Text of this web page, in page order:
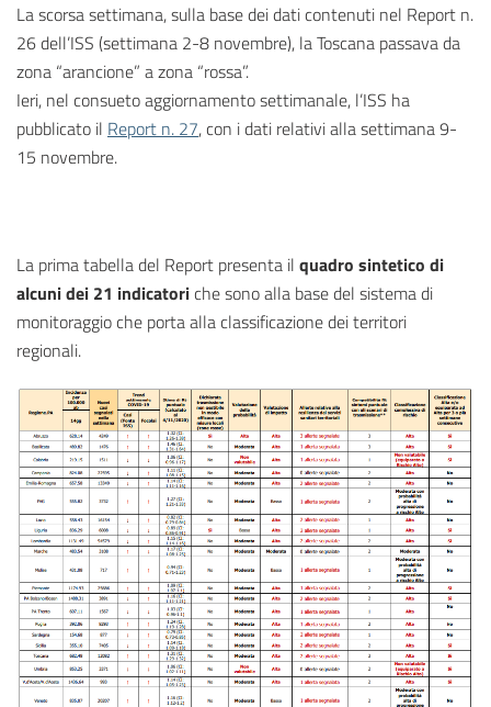
La scorsa settimana, sulla base dei dati contenuti nel Report n.
26 dell’ISS (settimana 2-8 novembre), la Toscana passava da
zona “arancione” a zona “rossa”.
Ieri, nel consueto aggiornamento settimanale, l’ISS ha
pubblicato il Report n. 27, con i dati relativi alla settimana 9-
15 novembre.
La prima tabella del Report presenta il quadro sintetico di
alcuni dei 21 indicatoriche sono alla base del sistema di
monitoraggio che porta alla classificazione dei territori
regionali.